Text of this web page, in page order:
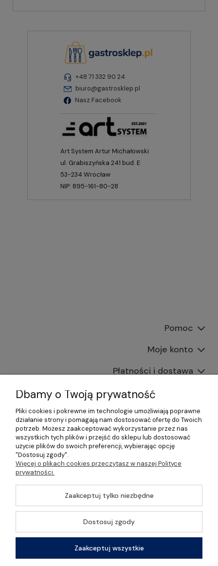
+48 71 332 90 24
biuro@gastrosklep.pl
Nasz Facebook
Art System Artur Michałowski
ul. Grabiszyńska 241 bud. E
53-234 Wrocław
NIP: 895-161-80-28
Pomoc
Moje konto
Płatności i dostawa
Informacje
O nas
©2026 Wszelkie Prawa Zastrzeżone | Gastrosklep |
Wyposażenie gastronomii, restauracji oraz barów
Szablon Master byEcommercy
Pokaż pełną wersję strony
Sklep internetowy Shoper Premium
Dbamy o Twoją prywatność
Pliki cookies i pokrewne im technologie umożliwiają poprawne
działanie strony i pomagają nam dostosować ofertę do Twoich
potrzeb. Możesz zaakceptować wykorzystanie przez nas
wszystkich tych plików i przejść do sklepu lub dostosować
użycie plików do swoich preferencji, wybierając opcję
"Dostosuj zgody".
Więcej o plikach cookies przeczytasz w naszej Polityce
prywatności.
Zaakceptuj tylko niezbędne
Dostosuj zgody
Zaakceptuj wszystkie